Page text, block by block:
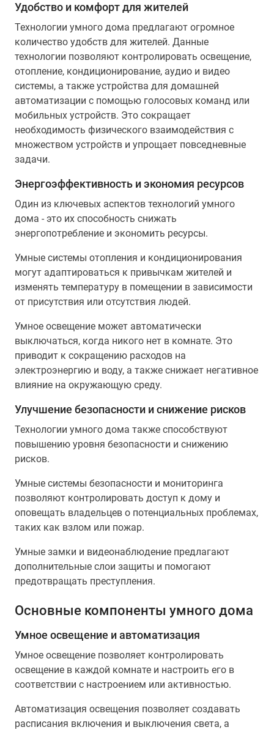
Удобство и комфорт для жителей
Технологии умного дома предлагают огромное
количество удобств для жителей. Данные
технологии позволяют контролировать освещение,
отопление, кондиционирование, аудио и видео
системы, а также устройства для домашней
автоматизации с помощью голосовых команд или
мобильных устройств. Это сокращает
необходимость физического взаимодействия с
множеством устройств и упрощает повседневные
задачи.
Энергоэффективность и экономия ресурсов
Один из ключевых аспектов технологий умного
дома - это их способность снижать
энергопотребление и экономить ресурсы.
Умные системы отопления и кондиционирования
могут адаптироваться к привычкам жителей и
изменять температуру в помещении в зависимости
от присутствия или отсутствия людей.
Умное освещение может автоматически
выключаться, когда никого нет в комнате. Это
приводит к сокращению расходов на
электроэнергию и воду, а также снижает негативное
влияние на окружающую среду.
Улучшение безопасности и снижение рисков
Технологии умного дома также способствуют
повышению уровня безопасности и снижению
рисков.
Умные системы безопасности и мониторинга
позволяют контролировать доступ к дому и
оповещать владельцев о потенциальных проблемах,
таких как взлом или пожар.
Умные замки и видеонаблюдение предлагают
дополнительные слои защиты и помогают
предотвращать преступления.
Основные компоненты умного дома
Умное освещение и автоматизация
Умное освещение позволяет контролировать
освещение в каждой комнате и настроить его в
соответствии с настроением или активностью.
Автоматизация освещения позволяет создавать
расписания включения и выключения света, а